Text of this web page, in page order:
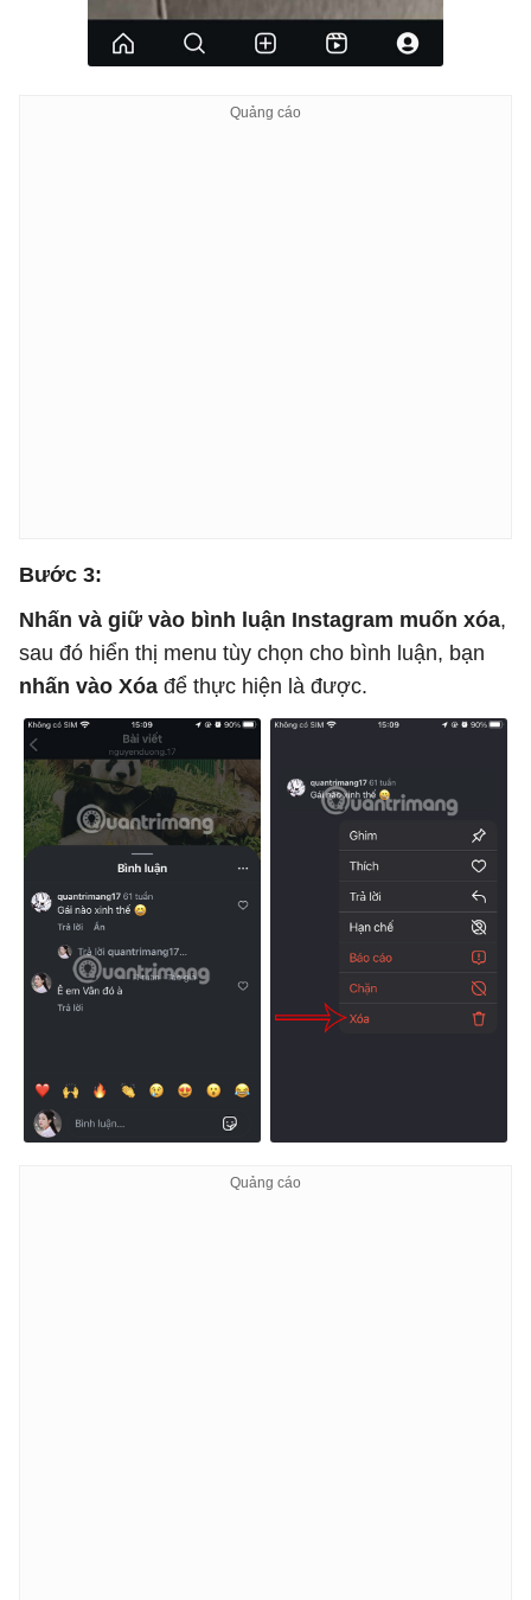
Bước 3:
Nhấn và giữ vào bình luận Instagram muốn xóa,
sau đó hiển thị menu tùy chọn cho bình luận, bạn
nhấn vào Xóa để thực hiện là được.